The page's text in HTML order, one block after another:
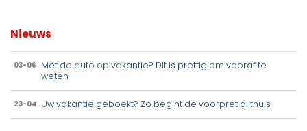
Nieuws
03-06 Met de auto op vakantie? Dit is prettig om vooraf te
weten
23-04 Uw vakantie geboekt? Zo begint de voorpret al thuis